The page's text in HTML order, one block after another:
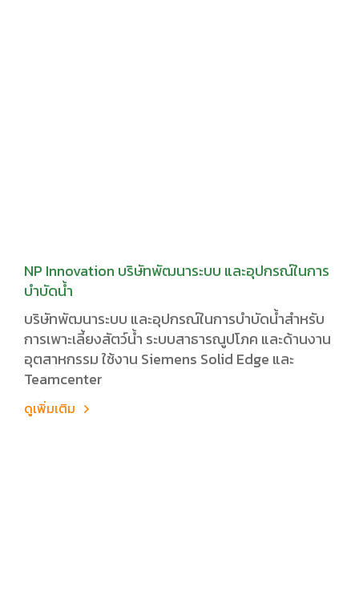
NP Innovation บริษัทพัฒนาระบบ และอุปกรณ์ในการ
บำบัดน้ำ
บริษัทพัฒนาระบบ และอุปกรณ์ในการบำบัดน้ำสำหรับ
การเพาะเลี้ยงสัตว์น้ำ ระบบสาธารณูปโภค และด้านงาน
อุตสาหกรรม ใช้งาน Siemens Solid Edge และ
Teamcenter
ดูเพิ่มเติม